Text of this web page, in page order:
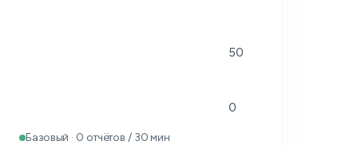
50
0
Базовый · 0 отчётов / 30 мин